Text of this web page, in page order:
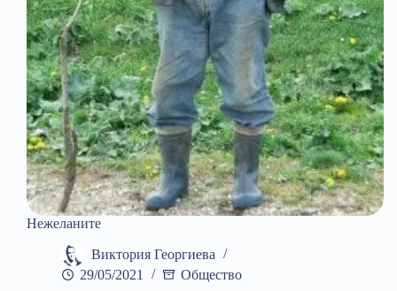
Нежеланите
Виктория Георгиева
29/05/2021
Общество